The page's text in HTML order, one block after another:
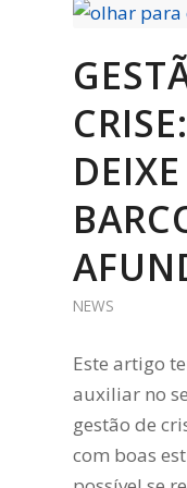
NEWS
Este artigo
auxiliar no
gestão de
com boas